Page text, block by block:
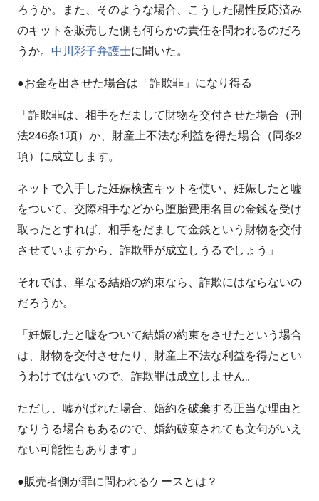
ろうか。また、そのような場合、こうした陽性反応済み
のキットを販売した側も何らかの責任を問われるのだろ
うか。 中川彩子弁護士に聞いた。
●お金を出させた場合は「詐欺罪」になり得る
「詐欺罪は、相手をだまして財物を交付させた場合（刑
法246条1項）か、財産上不法な利益を得た場合（同条2
項）に成立します。
ネットで入手した妊娠検査キットを使い、妊娠したと嘘
をついて、交際相手などから堕胎費用名目の金銭を受け
取ったとすれば、相手をだまして金銭という財物を交付
させていますから、詐欺罪が成立しうるでしょう」
それでは、単なる結婚の約束なら、詐欺にはならないの
だろうか。
「妊娠したと嘘をついて結婚の約束をさせたという場合
は、財物を交付させたり、財産上不法な利益を得たとい
うわけではないので、詐欺罪は成立しません。
ただし、嘘がばれた場合、婚約を破棄する正当な理由と
なりうる場合もあるので、婚約破棄されても文句がいえ
ない可能性もあります」
●販売者側が罪に問われるケースとは？